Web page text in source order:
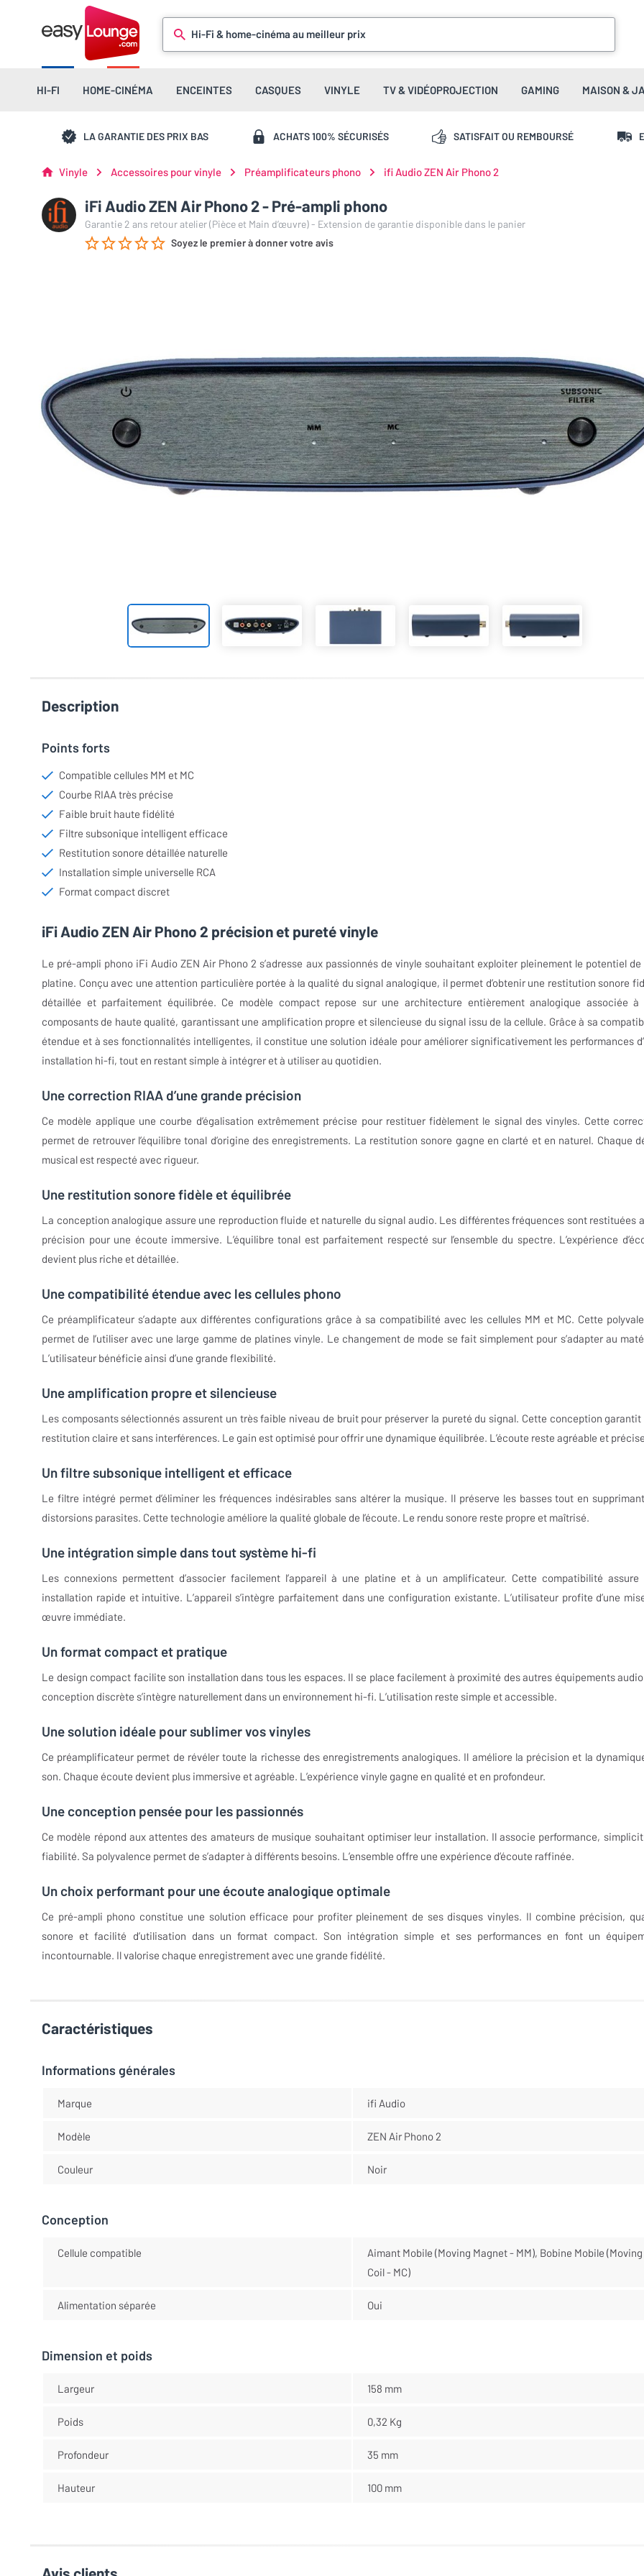
Hi-Fi & home-cinéma au meilleur prix
HI-FI HOME-CINÉMA ENCEINTES CASQUES VINYLE TV & VIDÉOPROJECTION GAMING MAISON &
LA GARANTIE DES PRIX BAS ACHATS 100% SÉCURISÉS SATISFAIT OU REMBOURSÉ
Vinyle Accessoires pour vinyle Préamplificateurs phono ifi Audio ZEN Air Phono 2
iFi Audio ZEN Air Phono 2 - Pré-ampli phono
Garantie 2 ans retour atelier (Pièce et Main d’œuvre) - Extension de garantie disponible dans le panier
Soyez le premier à donner votre avis
Description
Points forts
Compatible cellules MM et MC
Courbe RIAA très précise
Faible bruit haute fidélité
Filtre subsonique intelligent efficace
Restitution sonore détaillée naturelle
Installation simple universelle RCA
Format compact discret
iFi Audio ZEN Air Phono 2 précision et pureté vinyle
Le pré-ampli phono iFi Audio ZEN Air Phono 2 s’adresse aux passionnés de vinyle souhaitant exploiter pleinement le potentiel de
platine. Conçu avec une attention particulière portée à la qualité du signal analogique, il permet d’obtenir une restitution sonore
détaillée et parfaitement équilibrée. Ce modèle compact repose sur une architecture entièrement analogique associée à
composants de haute qualité, garantissant une amplification propre et silencieuse du signal issu de la cellule. Grâce à sa
étendue et à ses fonctionnalités intelligentes, il constitue une solution idéale pour améliorer significativement les performances
installation hi-fi, tout en restant simple à intégrer et à utiliser au quotidien.
Une correction RIAA d’une grande précision
Ce modèle applique une courbe d’égalisation extrêmement précise pour restituer fidèlement le signal des vinyles. Cette
permet de retrouver l’équilibre tonal d’origine des enregistrements. La restitution sonore gagne en clarté et en naturel. Chaque
musical est respecté avec rigueur.
Une restitution sonore fidèle et équilibrée
La conception analogique assure une reproduction fluide et naturelle du signal audio. Les différentes fréquences sont restituées
précision pour une écoute immersive. L’équilibre tonal est parfaitement respecté sur l’ensemble du spectre. L’expérience
devient plus riche et détaillée.
Une compatibilité étendue avec les cellules phono
Ce préamplificateur s’adapte aux différentes configurations grâce à sa compatibilité avec les cellules MM et MC. Cette
permet de l’utiliser avec une large gamme de platines vinyle. Le changement de mode se fait simplement pour s’adapter au
L’utilisateur bénéficie ainsi d’une grande flexibilité.
Une amplification propre et silencieuse
Les composants sélectionnés assurent un très faible niveau de bruit pour préserver la pureté du signal. Cette conception garantit
restitution claire et sans interférences. Le gain est optimisé pour offrir une dynamique équilibrée. L’écoute reste agréable et
Un filtre subsonique intelligent et efficace
Le filtre intégré permet d’éliminer les fréquences indésirables sans altérer la musique. Il préserve les basses tout en
distorsions parasites. Cette technologie améliore la qualité globale de l’écoute. Le rendu sonore reste propre et maîtrisé.
Une intégration simple dans tout système hi-fi
Les connexions permettent d’associer facilement l’appareil à une platine et à un amplificateur. Cette compatibilité assure
installation rapide et intuitive. L’appareil s’intègre parfaitement dans une configuration existante. L’utilisateur profite d’une
œuvre immédiate.
Un format compact et pratique
Le design compact facilite son installation dans tous les espaces. Il se place facilement à proximité des autres équipements
conception discrète s’intègre naturellement dans un environnement hi-fi. L’utilisation reste simple et accessible.
Une solution idéale pour sublimer vos vinyles
Ce préamplificateur permet de révéler toute la richesse des enregistrements analogiques. Il améliore la précision et la
son. Chaque écoute devient plus immersive et agréable. L’expérience vinyle gagne en qualité et en profondeur.
Une conception pensée pour les passionnés
Ce modèle répond aux attentes des amateurs de musique souhaitant optimiser leur installation. Il associe performance,
fiabilité. Sa polyvalence permet de s’adapter à différents besoins. L’ensemble offre une expérience d’écoute raffinée.
Un choix performant pour une écoute analogique optimale
Ce pré-ampli phono constitue une solution efficace pour profiter pleinement de ses disques vinyles. Il combine précision,
sonore et facilité d’utilisation dans un format compact. Son intégration simple et ses performances en font un
incontournable. Il valorise chaque enregistrement avec une grande fidélité.
Caractéristiques
Informations générales
Marque ifi Audio
Modèle ZEN Air Phono 2
Couleur Noir
Conception
Cellule compatible
Aimant Mobile (Moving Magnet - MM), Bobine Mobile (Moving
Coil - MC)
Alimentation séparée Oui
Dimension et poids
Largeur 158 mm
Poids 0,32 Kg
Profondeur 35 mm
Hauteur 100 mm